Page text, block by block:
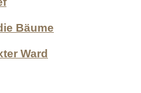
Bäume
Ward